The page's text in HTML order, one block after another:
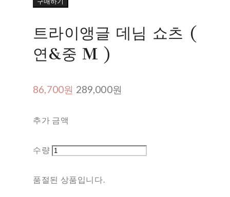
트라이앵글 데님 쇼츠 (
연&중 M )
86,700원 289,000원
추가 금액
수량
품절된 상품입니다.